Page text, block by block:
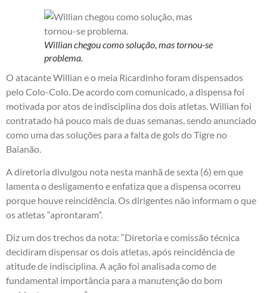
Willian chegou como solução, mas tornou-se
problema.
O atacante Willian e o meia Ricardinho foram dispensados
pelo Colo-Colo. De acordo com comunicado, a dispensa foi
motivada por atos de indisciplina dos dois atletas. Willian foi
contratado há pouco mais de duas semanas, sendo anunciado
como uma das soluções para a falta de gols do Tigre no
Baianão.
A diretoria divulgou nota nesta manhã de sexta (6) em que
lamenta o desligamento e enfatiza que a dispensa ocorreu
porque houve reincidência. Os dirigentes não informam o que
os atletas “aprontaram”.
Diz um dos trechos da nota: “Diretoria e comissão técnica
decidiram dispensar os dois atletas, após reincidência de
atitude de indisciplina. A ação foi analisada como de
fundamental importância para a manutenção do bom